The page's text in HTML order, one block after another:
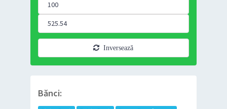
Inversează
Bănci: